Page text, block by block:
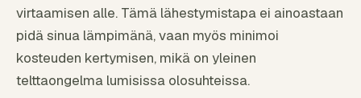
virtaamisen alle. Tämä lähestymistapa ei ainoastaan
pidä sinua lämpimänä, vaan myös minimoi
kosteuden kertymisen, mikä on yleinen
telttaongelma lumisissa olosuhteissa.